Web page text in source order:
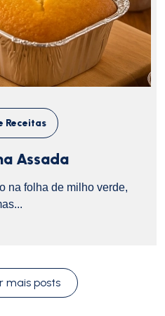
Receitas
Assada
na folha de milho verde,
mais posts